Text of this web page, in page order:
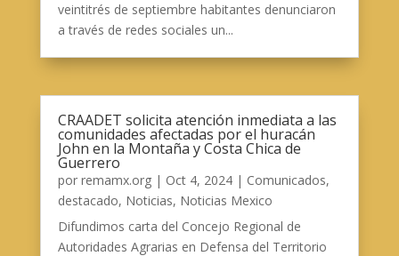
veintitrés de septiembre habitantes denunciaron
a través de redes sociales un...
CRAADET solicita atención inmediata a las
comunidades afectadas por el huracán
John en la Montaña y Costa Chica de
Guerrero
por remamx.org| Oct 4, 2024| Comunicados,
destacado, Noticias, Noticias Mexico
Difundimos carta del Concejo Regional de
Autoridades Agrarias en Defensa del Territorio